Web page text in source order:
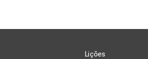
Lições